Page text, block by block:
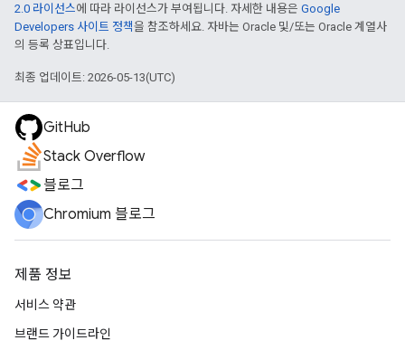
2.0 라이선스에 따라 라이선스가 부여됩니다. 자세한 내용은 Google
Developers 사이트 정책을 참조하세요. 자바는 Oracle 및/또는 Oracle 계열사
의 등록 상표입니다.
최종 업데이트: 2026-05-13(UTC)
GitHub
Stack Overflow
블로그
Chromium 블로그
제품 정보
서비스 약관
브랜드 가이드라인